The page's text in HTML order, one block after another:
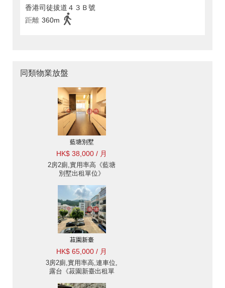
香港司徒拔道４３Ｂ號
距離 360m
同類物業放盤
藍塘別墅
HK$ 38,000 / 月
2房2廁,實用率高《藍塘
別墅出租單位》
菽園新臺
HK$ 65,000 / 月
3房2廁,實用率高,連車位,
露台《菽園新臺出租單